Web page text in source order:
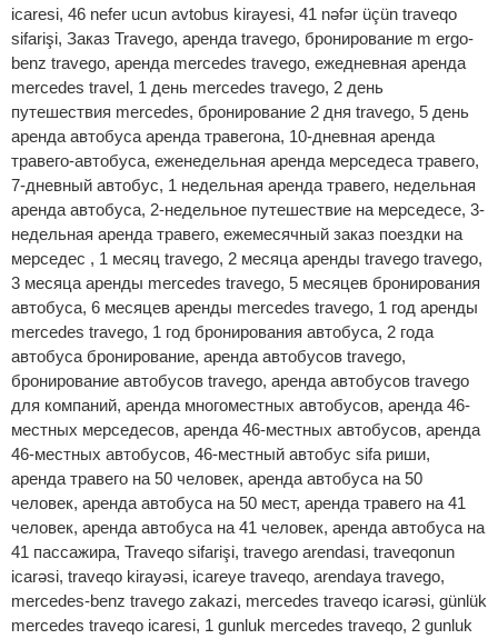
icaresi, 46 nefer ucun avtobus kirayesi, 41 nəfər üçün traveqo
sifarişi, Заказ Travego, аренда travego, бронирование m ergo-
benz travego, аренда mercedes travego, ежедневная аренда
mercedes travel, 1 день mercedes travego, 2 день
путешествия mercedes, бронирование 2 дня travego, 5 день
аренда автобуса аренда травегона, 10-дневная аренда
травего-автобуса, еженедельная аренда мерседеса травего,
7-дневный автобус, 1 недельная аренда травего, недельная
аренда автобуса, 2-недельное путешествие на мерседесе, 3-
недельная аренда травего, ежемесячный заказ поездки на
мерседес , 1 месяц travego, 2 месяца аренды travego travego,
3 месяца аренды mercedes travego, 5 месяцев бронирования
автобуса, 6 месяцев аренды mercedes travego, 1 год аренды
mercedes travego, 1 год бронирования автобуса, 2 года
автобуса бронирование, аренда автобусов travego,
бронирование автобусов travego, аренда автобусов travego
для компаний, аренда многоместных автобусов, аренда 46-
местных мерседесов, аренда 46-местных автобусов, аренда
46-местных автобусов, 46-местный автобус sifa риши,
аренда травего на 50 человек, аренда автобуса на 50
человек, аренда автобуса на 50 мест, аренда травего на 41
человек, аренда автобуса на 41 человек, аренда автобуса на
41 пассажира, Traveqo sifarişi, travego arendasi, traveqonun
icarəsi, traveqo kirayəsi, icareye traveqo, arendaya travego,
mercedes-benz travego zakazi, mercedes traveqo icarəsi, günlük
mercedes traveqo icaresi, 1 gunluk mercedes traveqo, 2 gunluk